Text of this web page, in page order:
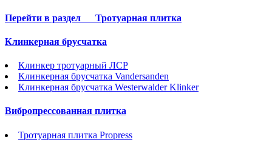
Перейти в раздел Тротуарная плитка
Клинкерная брусчатка
Клинкер тротуарный ЛСР
Клинкерная брусчатка Vandersanden
Клинкерная брусчатка Westerwalder Klinker
Вибропрессованная плитка
Тротуарная плитка Propress